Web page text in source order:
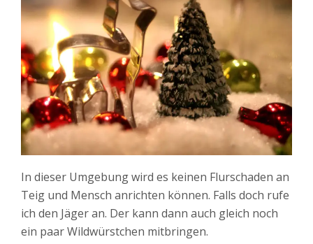
In dieser Umgebung wird es keinen Flurschaden an
Teig und Mensch anrichten können. Falls doch rufe
ich den Jäger an. Der kann dann auch gleich noch
ein paar Wildwürstchen mitbringen.